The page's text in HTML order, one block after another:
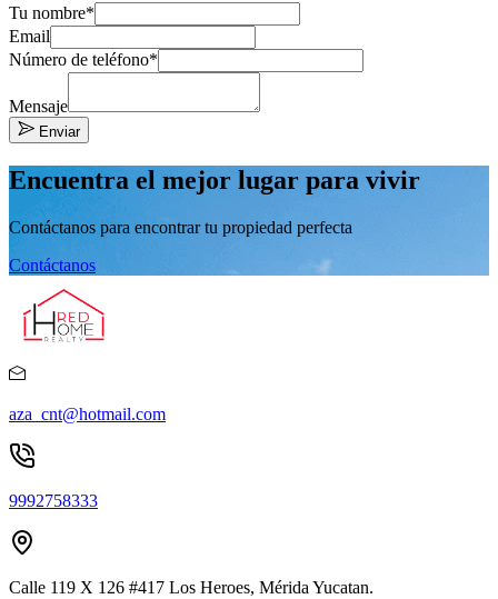
Tu nombre*
Email
Número de teléfono*
Mensaje
Enviar
Encuentra el mejor lugar para vivir
Contáctanos para encontrar tu propiedad perfecta
Contáctanos
aza_cnt@hotmail.com
9992758333
Calle 119 X 126 #417 Los Heroes, Mérida Yucatan.